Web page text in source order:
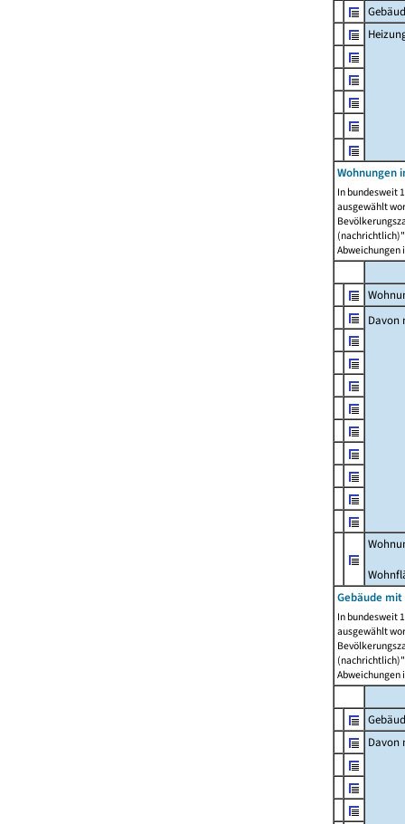
Wohnungen
In bundesweit
ausgewählt
Abweichungen
Davon
Gebäude
In bundesweit
ausgewählt
Abweichungen
Davon